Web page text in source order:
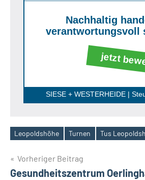
Nachhaltig
verantwortungsvoll
jetzt
SIESE + WESTERHEIDE |
Schlagwörter
Leopoldshöhe Turnen Tus
Beitragsnavigation
Vorheriger Beitrag
Gesundheitszentrum